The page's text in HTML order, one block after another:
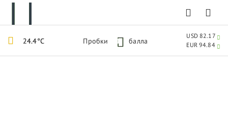
24.4°C Пробки 1 балла
USD 82.17
EUR 94.84